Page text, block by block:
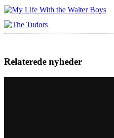
Relaterede nyheder